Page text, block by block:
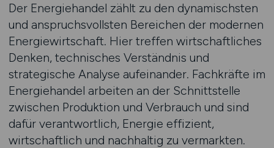
Der Energiehandel zählt zu den dynamischsten
und anspruchsvollsten Bereichen der modernen
Energiewirtschaft. Hier treffen wirtschaftliches
Denken, technisches Verständnis und
strategische Analyse aufeinander. Fachkräfte im
Energiehandel arbeiten an der Schnittstelle
zwischen Produktion und Verbrauch und sind
dafür verantwortlich, Energie effizient,
wirtschaftlich und nachhaltig zu vermarkten.